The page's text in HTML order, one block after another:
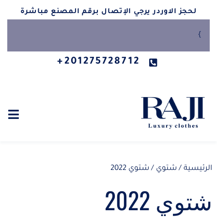
لحجز الاوردر يرجي الإتصال برقم المصنع مباشرة
}
201275728712+
الرئيسية / شتوي / شتوي 2022
شتوي 2022